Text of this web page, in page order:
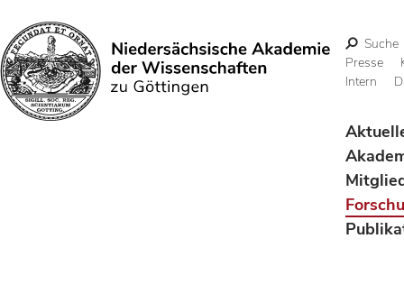
Suchen
Suche
Presse
Intern